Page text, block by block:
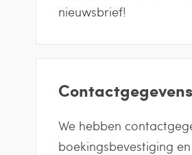
nieuwsbrief!
Contactgegevens
We hebben
boekingsbevestiging